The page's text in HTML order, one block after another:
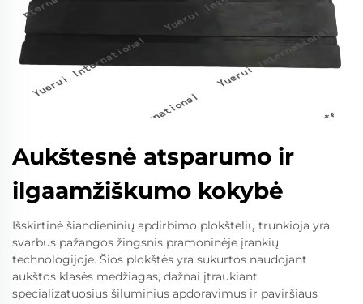
Aukštesnė atsparumo ir
ilgaamžiškumo kokybė
Išskirtinė šiandieninių apdirbimo plokštelių trunkioja yra
svarbus pažangos žingsnis pramoninėje įrankių
technologijoje. Šios plokštės yra sukurtos naudojant
aukštos klasės medžiagas, dažnai įtraukiant
specializatuosius šiluminius apdoravimus ir paviršiaus